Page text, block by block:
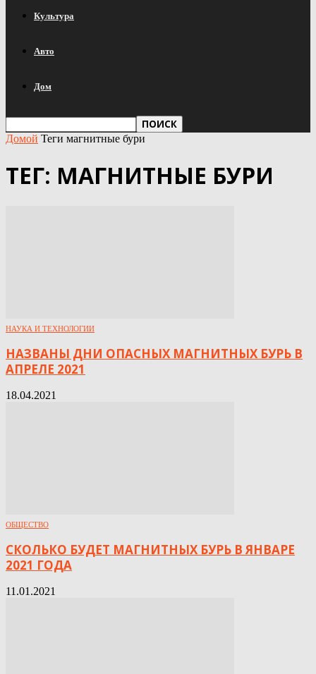
Культура
Авто
Дом
Домой Теги магнитные бури
ТЕГ: МАГНИТНЫЕ БУРИ
НАУКА И ТЕХНОЛОГИИ
НАЗВАНЫ ДНИ ОПАСНЫХ МАГНИТНЫХ БУРЬ В
АПРЕЛЕ 2021
18.04.2021
ОБЩЕСТВО
СКОЛЬКО БУДЕТ МАГНИТНЫХ БУРЬ В ЯНВАРЕ
2021 ГОДА
11.01.2021